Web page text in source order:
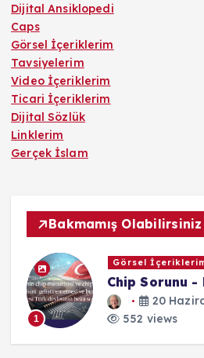
Dijital Ansiklopedi
Caps
Görsel İçeriklerim
Tavsiyelerim
Video İçeriklerim
Ticari İçeriklerim
Dijital Sözlük
Linklerim
Gerçek İslam
Bakmamış Olabilirsiniz
1
Görsel
Chip Sorunu -
20
552 views